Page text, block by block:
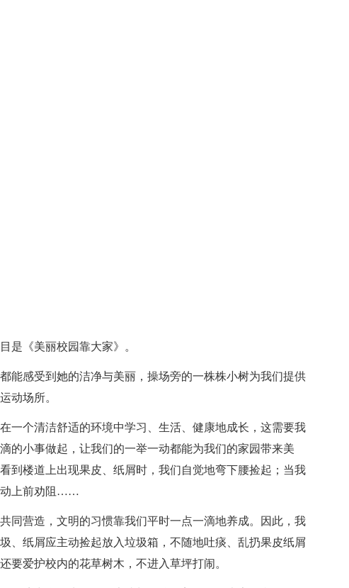
是《美丽校园靠大家》。
能感受到她的洁净与美丽，操场旁的一株株小树为我们提供
动场所。
一个清洁舒适的环境中学习、生活、健康地成长，这需要我
的小事做起，让我们的一举一动都能为我们的家园带来美
到楼道上出现果皮、纸屑时，我们自觉地弯下腰捡起；当我
动上前劝阻……
同营造，文明的习惯靠我们平时一点一滴地养成。因此，我
、纸屑应主动捡起放入垃圾箱，不随地吐痰、乱扔果皮纸屑
要爱护校内的花草树木，不进入草坪打闹。